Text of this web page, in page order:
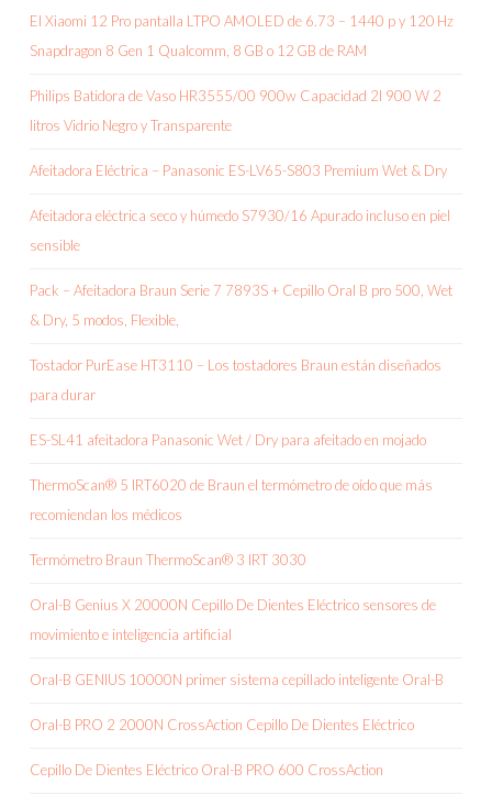
El Xiaomi 12 Pro pantalla LTPO AMOLED de 6.73 – 1440 p y 120 Hz
Snapdragon 8 Gen 1 Qualcomm, 8 GB o 12 GB de RAM
Philips Batidora de Vaso HR3555/00 900w Capacidad 2l 900 W 2
litros Vidrio Negro y Transparente
Afeitadora Eléctrica – Panasonic ES-LV65-S803 Premium Wet & Dry
Afeitadora eléctrica seco y húmedo S7930/16 Apurado incluso en piel
sensible
Pack – Afeitadora Braun Serie 7 7893S + Cepillo Oral B pro 500, Wet
& Dry, 5 modos, Flexible,
Tostador PurEase HT3110 – Los tostadores Braun están diseñados
para durar
ES-SL41 afeitadora Panasonic Wet / Dry para afeitado en mojado
ThermoScan® 5 IRT6020 de Braun el termómetro de oído que más
recomiendan los médicos
Termómetro Braun ThermoScan® 3 IRT 3030
Oral-B Genius X 20000N Cepillo De Dientes Eléctrico sensores de
movimiento e inteligencia artificial
Oral-B GENIUS 10000N primer sistema cepillado inteligente Oral-B
Oral-B PRO 2 2000N CrossAction Cepillo De Dientes Eléctrico
Cepillo De Dientes Eléctrico Oral-B PRO 600 CrossAction